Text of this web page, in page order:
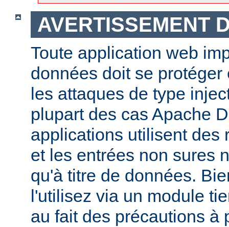
AVERTISSEMENT
Toute application web
données doit se
les attaques de type
plupart des cas Apache
applications utilisent des
et les entrées non sures
qu'à titre de données.
l'utilisez via un module
au fait des précautions à